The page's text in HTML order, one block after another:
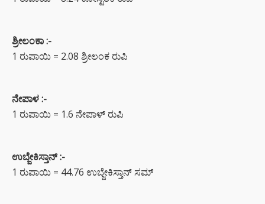
ಶ್ರೀಲಂಕಾ :-
1 ರುಪಾಯಿ = 2.08 ಶ್ರೀಲಂಕ ರುಪಿ
ನೇಪಾಳ :-
1 ರುಪಾಯಿ = 1.6 ನೇಪಾಳ್ ರುಪಿ
ಉಬ್ಜೇಕಿಸ್ತಾನ್ :-
1 ರುಪಾಯಿ = 44.76 ಉಬ್ಜೇಕಿಸ್ತಾನ್ ಸಮ್